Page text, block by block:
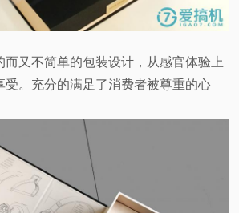
而又不简单的包装设计，从感官体验上
受。充分的满足了消费者被尊重的心